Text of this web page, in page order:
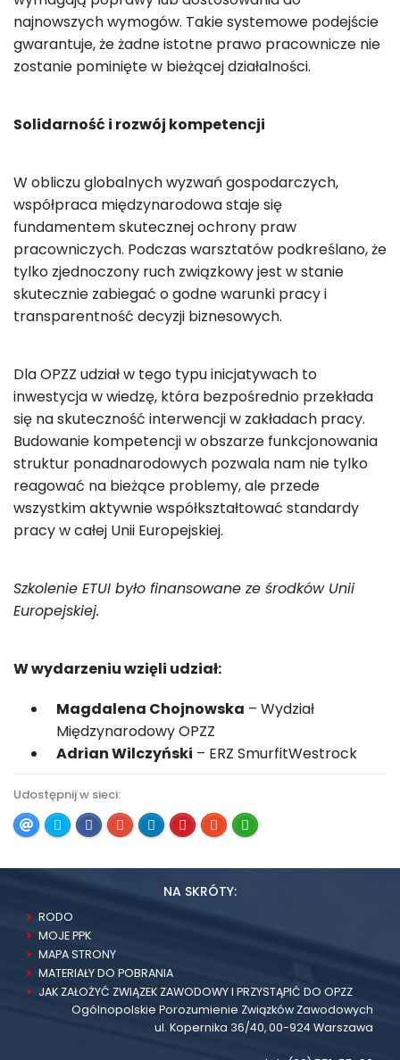
najnowszych wymogów. Takie systemowe podejście
gwarantuje, że żadne istotne prawo pracownicze nie
zostanie pominięte w bieżącej działalności.
Solidarność i rozwój kompetencji
W obliczu globalnych wyzwań gospodarczych,
współpraca międzynarodowa staje się
fundamentem skutecznej ochrony praw
pracowniczych. Podczas warsztatów podkreślano, że
tylko zjednoczony ruch związkowy jest w stanie
skutecznie zabiegać o godne warunki pracy i
transparentność decyzji biznesowych.
Dla OPZZ udział w tego typu inicjatywach to
inwestycja w wiedzę, która bezpośrednio przekłada
się na skuteczność interwencji w zakładach pracy.
Budowanie kompetencji w obszarze funkcjonowania
struktur ponadnarodowych pozwala nam nie tylko
reagować na bieżące problemy, ale przede
wszystkim aktywnie współkształtować standardy
pracy w całej Unii Europejskiej.
Szkolenie ETUI było finansowane ze środków Unii
Europejskiej.
W wydarzeniu wzięli udział:
Magdalena Chojnowska – Wydział
Międzynarodowy OPZZ
Adrian Wilczyński – ERZ SmurfitWestrock
Udostępnij w sieci:
NA SKRÓTY:
RODO
MOJE PPK
MAPA STRONY
MATERIAŁY DO POBRANIA
JAK ZAŁOŻYĆ ZWIĄZEK ZAWODOWY I PRZYSTĄPIĆ DO OPZZ
Ogólnopolskie Porozumienie Związków Zawodowych
ul. Kopernika 36/40, 00-924 Warszawa